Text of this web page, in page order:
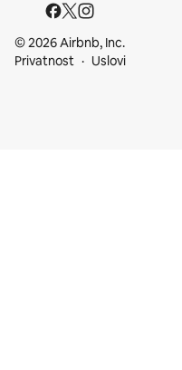
© 2026 Airbnb, Inc.
Privatnost
Uslovi